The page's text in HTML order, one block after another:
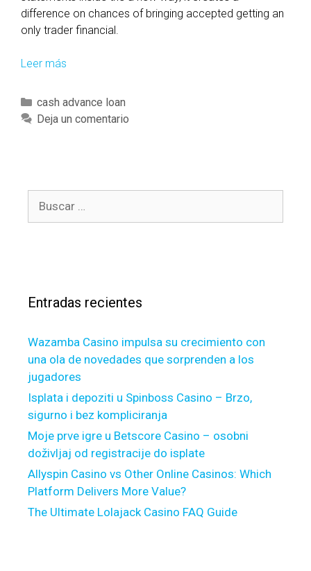
difference on chances of bringing accepted getting an
only trader financial.
Leer más
a
t
l
r
o
n
s
e
a
t
i
v
e
C
a
r
í
cash advance loan
Deja un comentario
:Entradas recientes
Wazamba Casino impulsa su crecimiento con
una ola de novedades que sorprenden a los
jugadores
Isplata i depoziti u Spinboss Casino – Brzo,
sigurno i bez kompliciranja
Moje prve igre u Betscore Casino – osobni
doživljaj od registracije do isplate
Allyspin Casino vs Other Online Casinos: Which
Platform Delivers More Value?
The Ultimate Lolajack Casino FAQ Guide